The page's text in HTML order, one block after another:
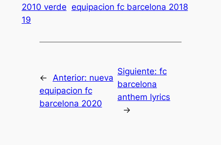
2010 verde equipacion fc barcelona 2018
19
← Anterior: nueva
equipacion fc
barcelona 2020
Siguiente:fc
barcelona
anthem lyrics
→